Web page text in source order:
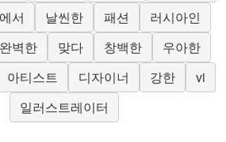
서 날씬한 패션
러시아인
완벽한 맞다 창백한
우아한
아티스트 디자이너 강한
vi
일러스트레이터